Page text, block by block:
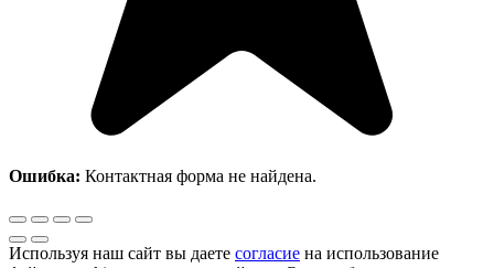
Ошибка: Контактная форма не найдена.
Используя наш сайт вы даете согласие на использование